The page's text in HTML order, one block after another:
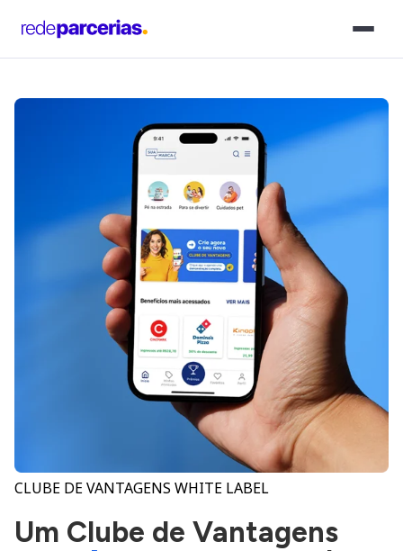
CLUBE DE VANTAGENS WHITE LABEL
Um Clube de Vantagens